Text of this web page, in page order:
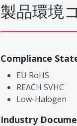
製品環境
Compliance
EU RoHS
REACH SVHC
Low-Halogen
Industry